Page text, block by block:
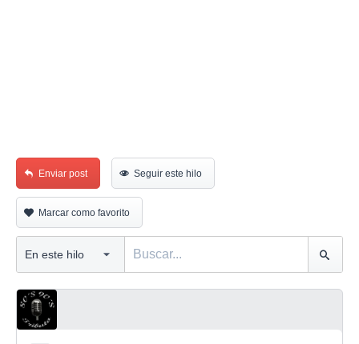
Enviar post Seguir este hilo
Marcar como favorito